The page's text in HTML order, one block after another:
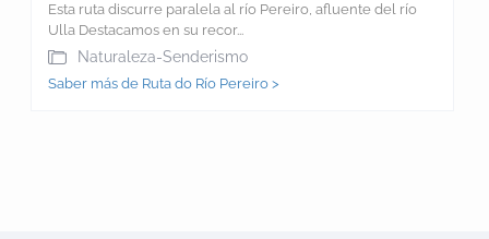
Esta ruta discurre paralela al río Pereiro, afluente del río
Ulla Destacamos en su recor...
Naturaleza-Senderismo
Saber más de Ruta do Río Pereiro >